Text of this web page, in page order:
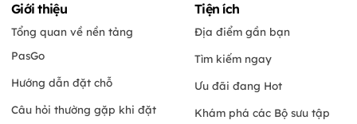
Giới thiệu
Tổng quan về nền tảng
PasGo
Hướng dẫn đặt chỗ
Câu hỏi thường gặp khi đặt
Tiện ích
Địa điểm gần bạn
Tìm kiếm ngay
Ưu đãi đang Hot
Khám phá các Bộ sưu tập